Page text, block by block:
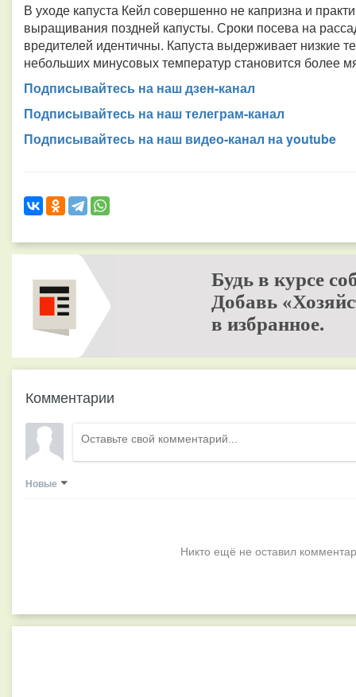
В уходе капуста Кейл совершенно не капризна и
выращивания поздней капусты. Сроки посева на
вредителей идентичны. Капуста выдерживает низкие
небольших минусовых температур становится более
Подписывайтесь на наш дзен-канал
Подписывайтесь на наш телеграм-канал
Подписывайтесь на наш видео-канал на youtube
Будь в курсе
Добавь
в избранное.
Комментарии
Новые
Никто ещё не оставил